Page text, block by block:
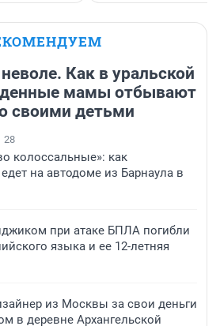
Как в уральской
мамы отбывают
своими детьми
28
колоссальные»: как
на автодоме из Барнаула в
при атаке БПЛА погибли
языка и ее 12-летняя
из Москвы за свои деньги
в деревне Архангельской